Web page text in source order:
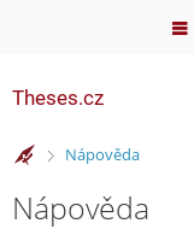
Theses.cz
>Nápověda
Nápověda